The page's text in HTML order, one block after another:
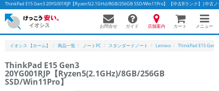
ThinkPad E15 Gen3 20YG001RJP【Ryzen5(2.1GHz)/8GB/256GB SSD/Win11Pro】 【中古Bランク】|中古
お問合せ ガイド 店舗案内 カート メニュー
イオシス 【ホーム】 商品一覧 ノートPC スタンダードノート Lenovo ThinkPad E15 Gen3
ThinkPad E15 Gen3
20YG001RJP【Ryzen5(2.1GHz)/8GB/256GB
SSD/Win11Pro】